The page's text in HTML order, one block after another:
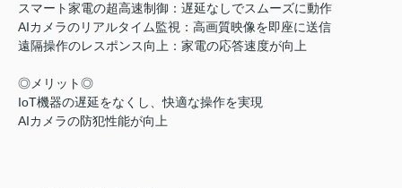
スマート家電の超高速制御：遅延なしでスムーズに動作
AIカメラのリアルタイム監視：高画質映像を即座に送信
遠隔操作のレスポンス向上：家電の応答速度が向上
◎メリット◎
IoT機器の遅延をなくし、快適な操作を実現
AIカメラの防犯性能が向上